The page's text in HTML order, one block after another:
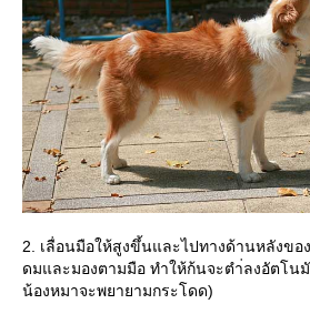
2. เลื่อนมือให้สูงขึ้นและไปทางด้านหลังขอ
ดมและมองตามมือ ทำให้ก้นจะตำ่ลงอัตโน
น้องหมาจะพยายามกระโดด)